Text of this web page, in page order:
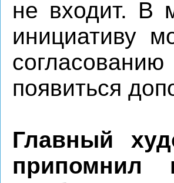
не входит. В
инициативу
появиться
Главный
припомнил